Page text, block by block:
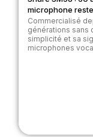
microphone
Commercialisé
générations sans
simplicité et sa
microphones